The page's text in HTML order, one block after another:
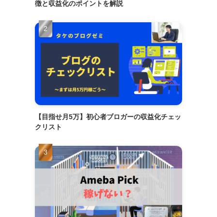
徴と収益化のポイントを解説
【目指せ月5万】初心者ブロガーの収益化チェッ
クリスト